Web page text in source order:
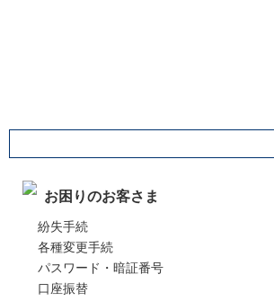
お困りのお客さま
紛失手続
各種変更手続
パスワード・暗証番号
口座振替